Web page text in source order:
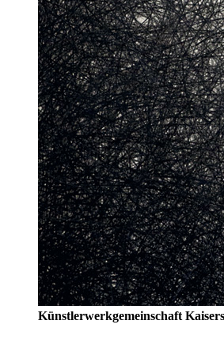
Künstlerwerkgemeinschaft